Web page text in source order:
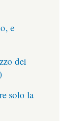
e
dei
solo la